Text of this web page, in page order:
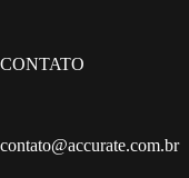
CONTATO
contato@accurate.com.br